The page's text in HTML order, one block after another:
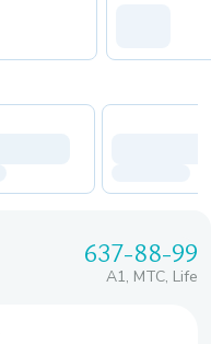
637-88-99
A1, МТС, Life